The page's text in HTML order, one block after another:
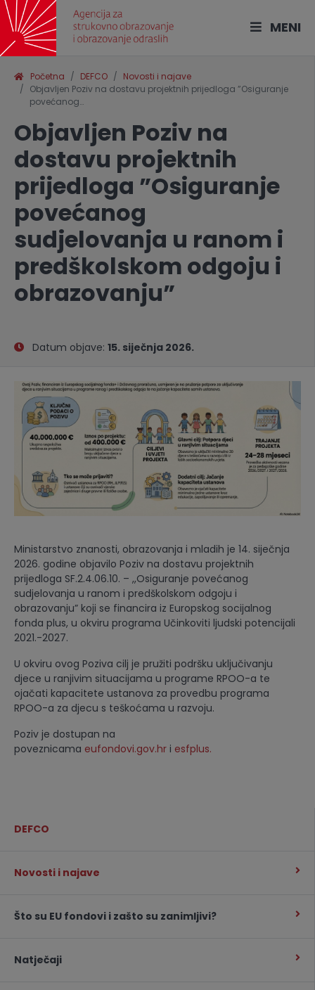
MENI
Početna DEFCO
Novosti i najave
Objavljen Poziv na dostavu projektnih prijedloga ”Osiguranje
povećanog…
Objavljen Poziv na
dostavu projektnih
prijedloga ”Osiguranje
povećanog
sudjelovanja u ranom i
predškolskom odgoju i
obrazovanju”
Datum objave: 15. siječnja 2026.
Ministarstvo znanosti, obrazovanja i mladih je 14. siječnja
2026. godine objavilo Poziv na dostavu projektnih
prijedloga SF.2.4.06.10. – ,,Osiguranje povećanog
sudjelovanja u ranom i predškolskom odgoju i
obrazovanju” koji se financira iz Europskog socijalnog
fonda plus, u okviru programa Učinkoviti ljudski potencijali
2021.-2027.
U okviru ovog Poziva cilj je pružiti podršku uključivanju
djece u ranjivim situacijama u programe RPOO-a te
ojačati kapacitete ustanova za provedbu programa
RPOO-a za djecu s teškoćama u razvoju.
Poziv je dostupan na
poveznicama eufondovi.gov.hr i esfplus.
DEFCO
Novosti i najave
Što su EU fondovi i zašto su zanimljivi?
Natječaji